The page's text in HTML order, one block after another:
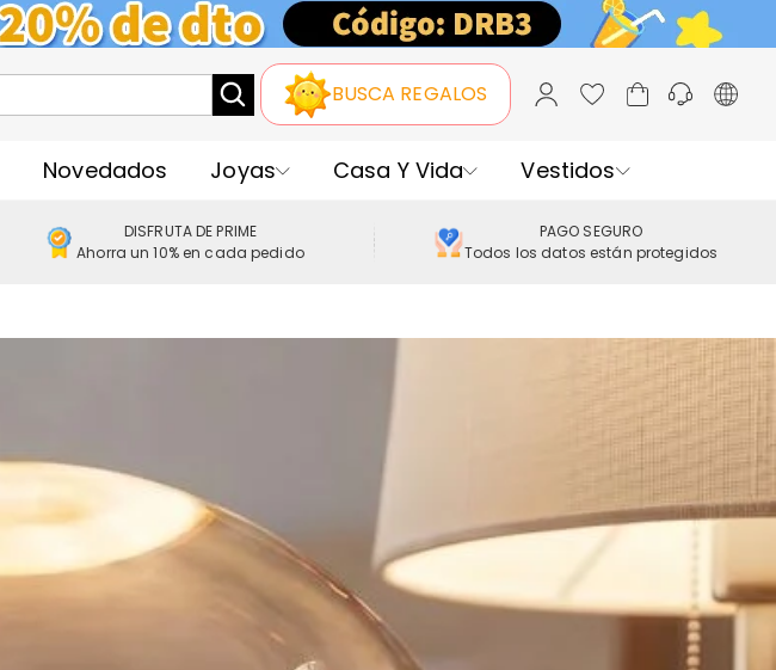
BUSCA REGALOS
Novedados Joyas Casa Y Vida Vestidos
DISFRUTA DE PRIME
Ahorra un 10% en cada pedido
PAGO SEGURO
Todos los datos están protegidos